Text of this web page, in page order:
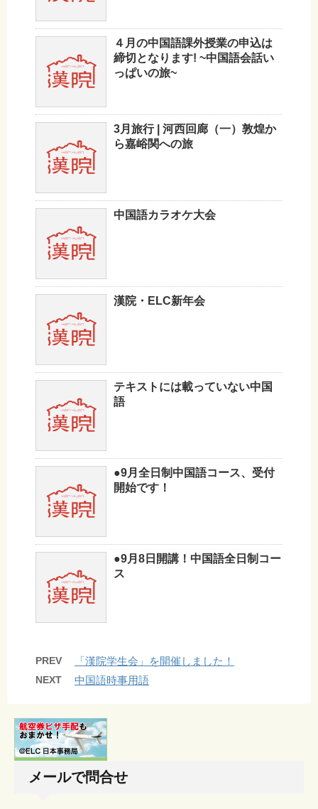
４月の中国語課外授業の申込は
締切となります! ~中国語会話い
っぱいの旅~
3月旅行 | 河西回廊（一）敦煌か
ら嘉峪関への旅
中国語カラオケ大会
漢院・ELC新年会
テキストには載っていない中国
語
●9月全日制中国語コース、受付
開始です！
●9月8日開講！中国語全日制コー
ス
PREV 「漢院学生会」を開催しました！
NEXT 中国語時事用語
メールで問合せ